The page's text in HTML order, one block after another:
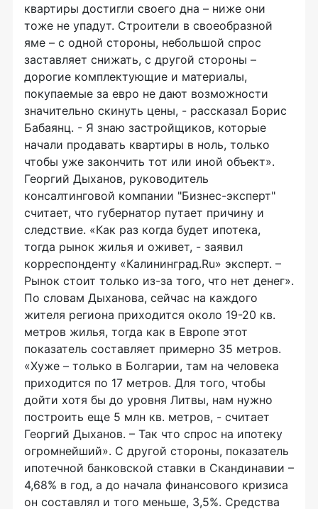
квартиры достигли своего дна – ниже они
тоже не упадут. Строители в своеобразной
яме – с одной стороны, небольшой спрос
заставляет снижать, с другой стороны –
дорогие комплектующие и материалы,
покупаемые за евро не дают возможности
значительно скинуть цены, - рассказал Борис
Бабаянц. - Я знаю застройщиков, которые
начали продавать квартиры в ноль, только
чтобы уже закончить тот или иной объект».
Георгий Дыханов, руководитель
консалтинговой компании "Бизнес-эксперт"
считает, что губернатор путает причину и
следствие. «Как раз когда будет ипотека,
тогда рынок жилья и оживет, - заявил
корреспонденту «Калининград.Ru» эксперт. –
Рынок стоит только из-за того, что нет денег».
По словам Дыханова, сейчас на каждого
жителя региона приходится около 19-20 кв.
метров жилья, тогда как в Европе этот
показатель составляет примерно 35 метров.
«Хуже – только в Болгарии, там на человека
приходится по 17 метров. Для того, чтобы
дойти хотя бы до уровня Литвы, нам нужно
построить еще 5 млн кв. метров, - считает
Георгий Дыханов. – Так что спрос на ипотеку
огромнейший». С другой стороны, показатель
ипотечной банковской ставки в Скандинавии –
4,68% в год, а до начала финансового кризиса
он составлял и того меньше, 3,5%. Средства